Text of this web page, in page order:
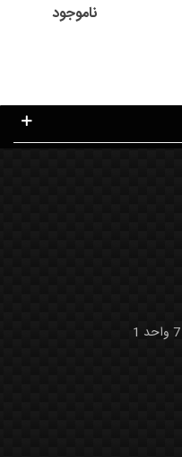
ناموجود